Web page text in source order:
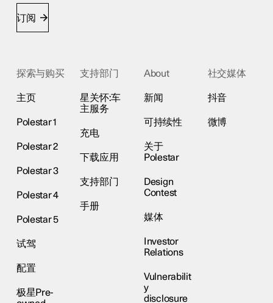
订阅
探索与购买
主页
Polestar 1
Polestar 2
Polestar 3
Polestar 4
Polestar 5
试驾
配置
极星Pre-
支持部门
星关怀:车
主服务
充电
下载应用
支持部门
手册
About
新闻
可持续性
关于
Polestar
Design
Contest
媒体
Investor
Relations
Vulnerabilit
y
disclosure
社交媒体
抖音
微博